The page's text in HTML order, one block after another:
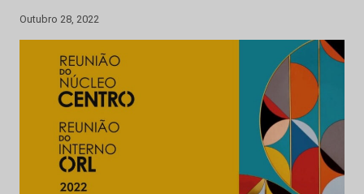
Outubro 28, 2022